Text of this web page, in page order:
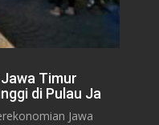
Timur
di Pulau Ja
Jawa